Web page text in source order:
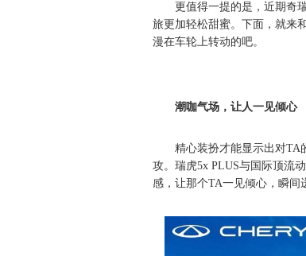
更值得一提的是，近期奇
旅更加轻松甜蜜。下面，就来
漫在车轮上转动的吧。
潮咖气场，让人一见倾心
精心装扮才能显示出对TA
攻。瑞虎5x PLUS与国际顶流
感，让那个TA一见倾心，瞬间